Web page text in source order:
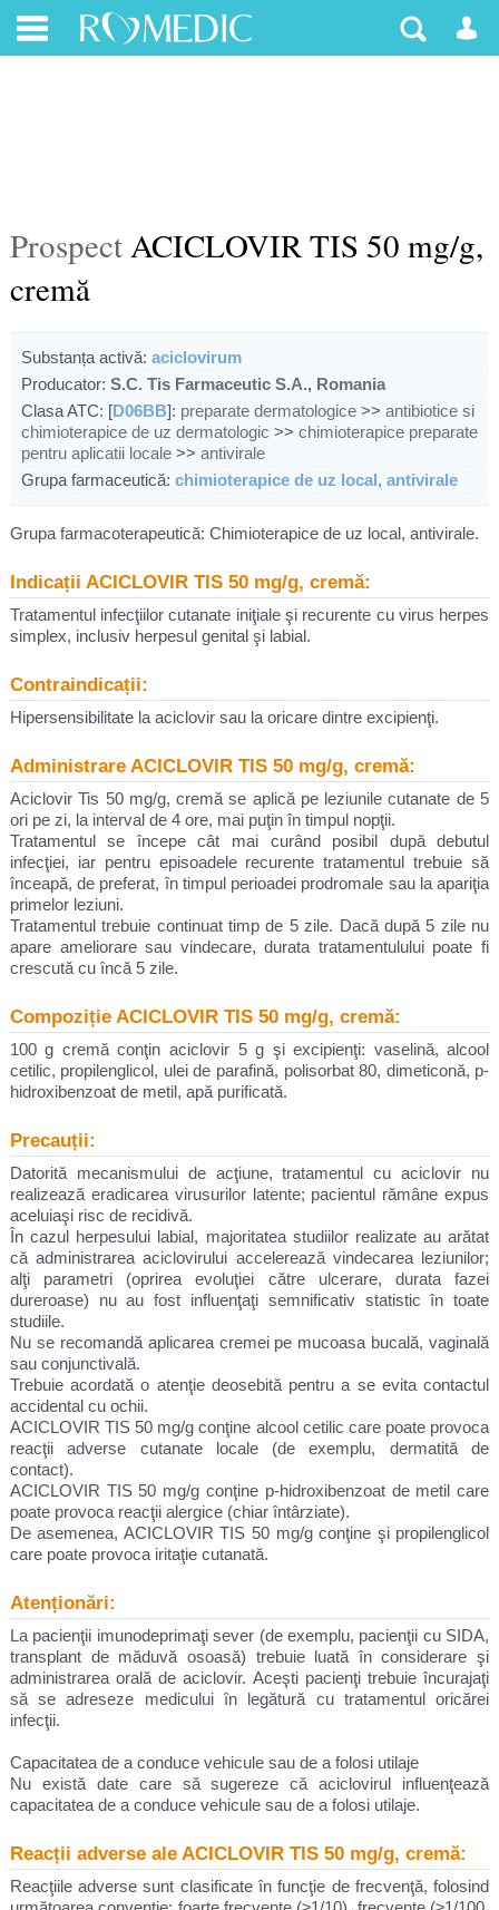
ProspectACICLOVIR TIS 50 mg/g,
cremă
Substanța activă: aciclovirum
Producator: S.C. Tis Farmaceutic S.A., Romania
Clasa ATC: [D06BB]: preparate dermatologice>> antibiotice si
chimioterapice de uz dermatologic >> chimioterapice preparate
pentru aplicatii locale>> antivirale
Grupa farmaceutică: chimioterapice de uz local, antivirale
Grupa farmacoterapeutică: Chimioterapice de uz local, antivirale.
Indicații ACICLOVIR TIS 50 mg/g, cremă:
Tratamentul infecţiilor cutanate iniţiale şi recurente cu virus herpes
simplex, inclusiv herpesul genital şi labial.
Contraindicații:
Hipersensibilitate la aciclovir sau la oricare dintre excipienţi.
Administrare ACICLOVIR TIS 50 mg/g, cremă:
Aciclovir Tis 50 mg/g, cremă se aplică pe leziunile cutanate de 5
ori pe zi, la interval de 4 ore, mai puţin în timpul nopţii.
Tratamentul se începe cât mai curând posibil după debutul
infecţiei, iar pentru episoadele recurente tratamentul trebuie să
înceapă, de preferat, în timpul perioadei prodromale sau la apariţia
primelor leziuni.
Tratamentul trebuie continuat timp de 5 zile. Dacă după 5 zile nu
apare ameliorare sau vindecare, durata tratamentulului poate fi
crescută cu încă 5 zile.
Compoziție ACICLOVIR TIS 50 mg/g, cremă:
100 g cremă conţin aciclovir 5 g şi excipienţi: vaselină, alcool
cetilic, propilenglicol, ulei de parafină, polisorbat 80, dimeticonă, p-
hidroxibenzoat de metil, apă purificată.
Precauții:
Datorită mecanismului de acţiune, tratamentul cu aciclovir nu
realizează eradicarea virusurilor latente; pacientul rămâne expus
aceluiaşi risc de recidivă.
În cazul herpesului labial, majoritatea studiilor realizate au arătat
că administrarea aciclovirului accelerează vindecarea leziunilor;
alţi parametri (oprirea evoluţiei către ulcerare, durata fazei
dureroase) nu au fost influenţaţi semnificativ statistic în toate
studiile.
Nu se recomandă aplicarea cremei pe mucoasa bucală, vaginală
sau conjunctivală.
Trebuie acordată o atenţie deosebită pentru a se evita contactul
accidental cu ochii.
ACICLOVIR TIS 50 mg/g conţine alcool cetilic care poate provoca
reacţii adverse cutanate locale (de exemplu, dermatită de
contact).
ACICLOVIR TIS 50 mg/g conţine p-hidroxibenzoat de metil care
poate provoca reacţii alergice (chiar întârziate).
De asemenea, ACICLOVIR TIS 50 mg/g conţine şi propilenglicol
care poate provoca iritaţie cutanată.
Atenționări:
La pacienţii imunodeprimaţi sever (de exemplu, pacienţii cu SIDA,
transplant de măduvă osoasă) trebuie luată în considerare şi
administrarea orală de aciclovir. Aceşti pacienţi trebuie încurajaţi
să se adreseze medicului în legătură cu tratamentul oricărei
infecţii.
Capacitatea de a conduce vehicule sau de a folosi utilaje
Nu există date care să sugereze că aciclovirul influenţează
capacitatea de a conduce vehicule sau de a folosi utilaje.
Reacții adverse ale ACICLOVIR TIS 50 mg/g, cremă:
Reacţiile adverse sunt clasificate în funcţie de frecvenţă, folosind